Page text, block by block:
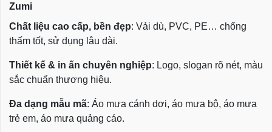
Zumi
Chất liệu cao cấp, bền đẹp: Vải dù, PVC, PE… chống
thấm tốt, sử dụng lâu dài.
Thiết kế & in ấn chuyên nghiệp: Logo, slogan rõ nét, màu
sắc chuẩn thương hiệu.
Đa dạng mẫu mã: Áo mưa cánh dơi, áo mưa bộ, áo mưa
trẻ em, áo mưa quảng cáo.